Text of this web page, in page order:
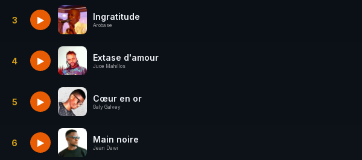
3 Ingratitude
Arobase
4 Extase d'amour
Juce Mahillos
5 Cœur en or
Galy Galvey
6 Main noire
Jean Dawi